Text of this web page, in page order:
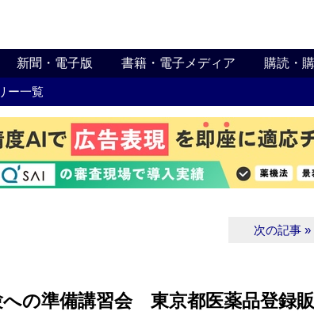
新聞・電子版 書籍・電子メディア 購読・
ー一覧
次の記事 »
への準備講習会 東京都医薬品登録販